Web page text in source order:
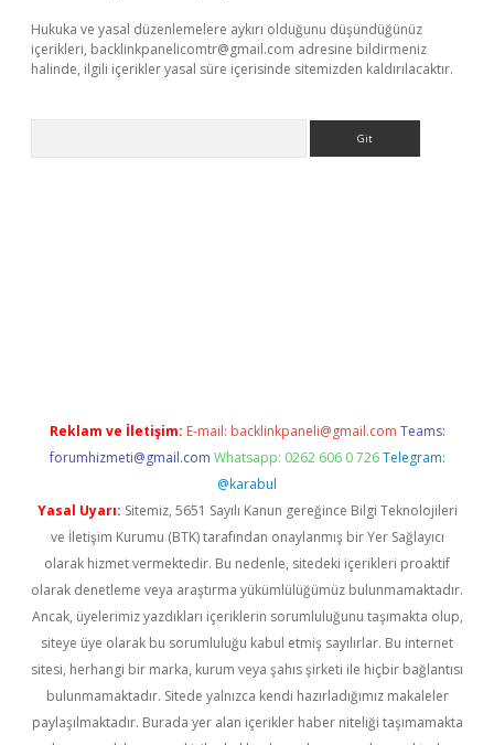
Hukuka ve yasal düzenlemelere aykırı olduğunu düşündüğünüz
içerikleri, backlinkpanelicomtr@gmail.com adresine bildirmeniz
halinde, ilgili içerikler yasal süre içerisinde sitemizden kaldırılacaktır.
Reklam ve İletişim: E-mail: backlinkpaneli@gmail.com Teams:
forumhizmeti@gmail.com Whatsapp: 0262 606 0 726 Telegram:
@karabul
Yasal Uyarı: Sitemiz, 5651 Sayılı Kanun gereğince Bilgi Teknolojileri
ve İletişim Kurumu (BTK) tarafından onaylanmış bir Yer Sağlayıcı
olarak hizmet vermektedir. Bu nedenle, sitedeki içerikleri proaktif
olarak denetleme veya araştırma yükümlülüğümüz bulunmamaktadır.
Ancak, üyelerimiz yazdıkları içeriklerin sorumluluğunu taşımakta olup,
siteye üye olarak bu sorumluluğu kabul etmiş sayılırlar. Bu internet
sitesi, herhangi bir marka, kurum veya şahıs şirketi ile hiçbir bağlantısı
bulunmamaktadır. Sitede yalnızca kendi hazırladığımız makaleler
paylaşılmaktadır. Burada yer alan içerikler haber niteliği taşımamakta